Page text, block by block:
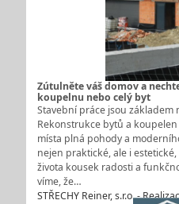
Zútulněte váš domov a
koupelnu nebo celý byt
Stavební práce jsou
Rekonstrukce bytů a
místa plná pohody a
nejen praktické, ale i
života kousek radosti a
víme, že…
STŘECHY Reiner, s.r.o. -